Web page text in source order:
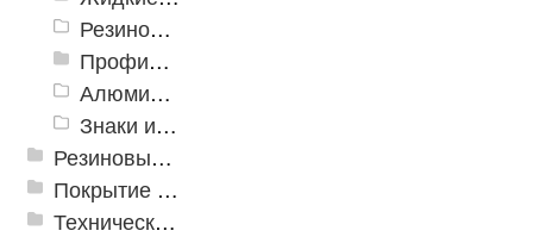
Резиновый профиль с алюминиевой вставкой «NoSlip»
Профили закладные
Алюминиевый профиль для ленты
Знаки из полистирола для разметки пола
Резиновые и ПВХ дорожки
Покрытие из резиновой крошки
Техническая резина